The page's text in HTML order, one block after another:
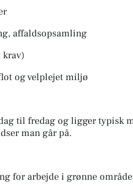
affaldsopsamling
krav)
og velplejet miljø
til fredag og ligger typisk
man går på.
for arbejde i grønne